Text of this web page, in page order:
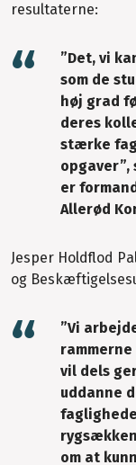
resultaterne:
”Det, vi
som de
høj grad
deres
stærke
opgaver”,
er
Allerød
Jesper Holdflod
og
”Vi
vil dels
uddanne
om at